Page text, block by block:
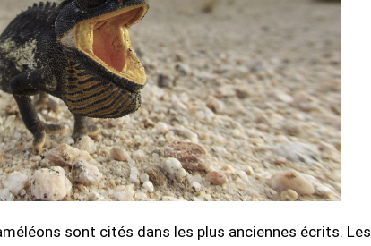
sont cités dans les plus anciennes écrits. Les